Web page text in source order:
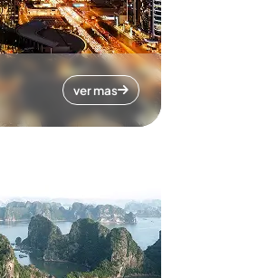
ver mas